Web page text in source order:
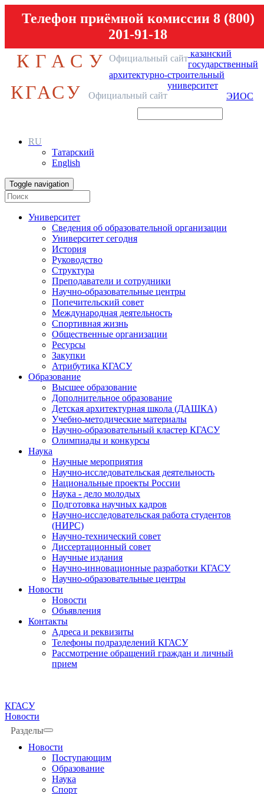
Телефон приёмной комиссии 8 (800)
201-91-18
КГАСУ Официальный сайт казанский
государственный
архитектурно-строительный
университет
КГАСУ Официальный сайт ЭИОС
RU
Татарский
English
Toggle navigation
Университет
Сведения об образовательной организации
Университет сегодня
История
Руководство
Структура
Преподаватели и сотрудники
Научно-образовательные центры
Попечительский совет
Международная деятельность
Спортивная жизнь
Общественные организации
Ресурсы
Закупки
Атрибутика КГАСУ
Образование
Высшее образование
Дополнительное образование
Детская архитектурная школа (ДАШКА)
Учебно-методические материалы
Научно-образовательный кластер КГАСУ
Олимпиады и конкурсы
Наука
Научные мероприятия
Научно-исследовательская деятельность
Национальные проекты России
Наука - дело молодых
Подготовка научных кадров
Научно-исследовательская работа студентов
(НИРС)
Научно-технический совет
Диссертационный совет
Научные издания
Научно-инновационные разработки КГАСУ
Научно-образовательные центры
Новости
Новости
Объявления
Контакты
Адреса и реквизиты
Телефоны подразделений КГАСУ
Рассмотрение обращений граждан и личный
прием
КГАСУ
Новости
Разделы
Новости
Поступающим
Образование
Наука
Спорт